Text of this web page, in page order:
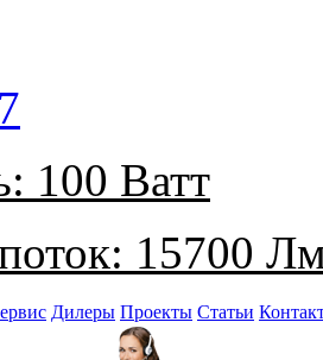
100 Ватт
15700
Дилеры Проекты Статьи